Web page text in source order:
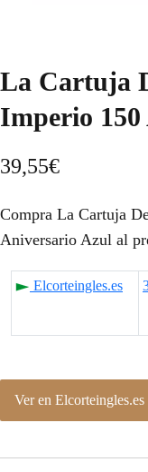
La Cartuja
Imperio
39,55€
Compra La Cartuja
Aniversario Azul al
Elcorteingles.es
Ver en Elcorteingles.es